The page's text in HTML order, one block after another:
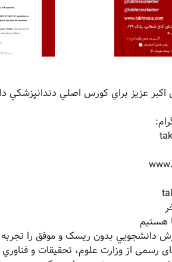
عزیز براي كورس اصلي دندانپزشكي
هستیم
دانشجويي بدون ریسک و موفق را
رسمی از وزارت علوم، تحقيقات و